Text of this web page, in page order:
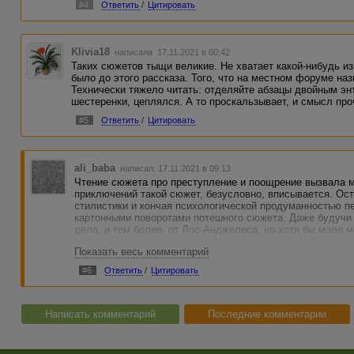
#4 Ответить / Цитировать
Klivia18 написала 17.11.2021 в 00:42
Таких сюжетов тыщи великие. Не хватает какой-нибудь
было до этого рассказа. Того, что на местном форуме
Технически тяжело читать: отделяйте абзацы двойным
шестеренки, цеплялся. А то проскальзывает, и смысл
#5 Ответить / Цитировать
ali_baba написал 17.11.2021 в 09:13
Чтение сюжета про преступление и поощрение
приключений такой сюжет, безусловно, вписывается.
стилистики и кончая психологической продуманностью
картонными поворотами потешного сюжета. Даже
дела, и тем более, от Лос-Анджелеса, но хотя бы мало
замыслом.
Сочетаемость слов:
углом)" — неудачный кейс для ограбления банка...
действий.
Показать весь комментарий
#6 Ответить / Цитировать
Написать комментарий Последние комментарии